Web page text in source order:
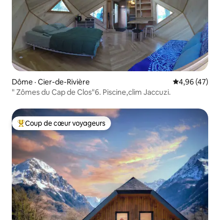
Dôme · Cier-de-Rivière Note
4,96 (47)
" Zômes du Cap de Clos"6. Piscine,clim Jaccuzi.
Coup de cœur voyageurs parmi les plus aimés
Coup de cœur voyageurs